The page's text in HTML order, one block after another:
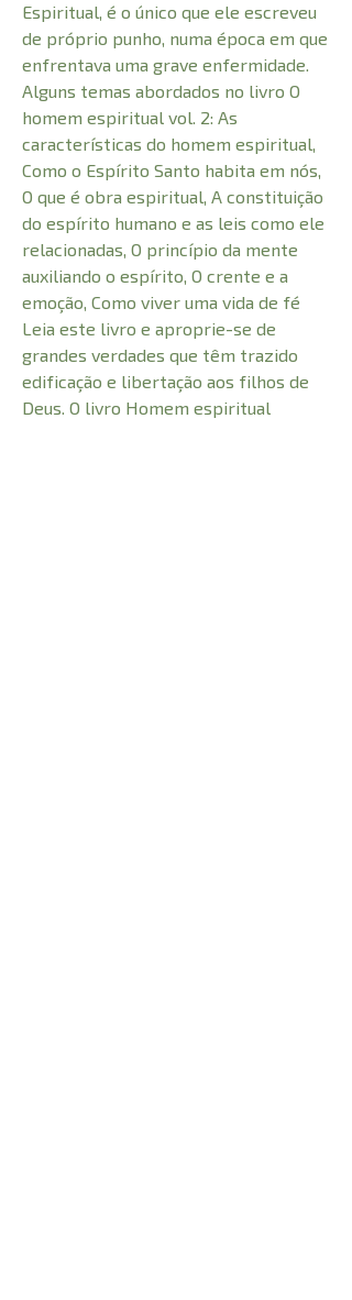
Espiritual, é o único que ele escreveu
de próprio punho, numa época em que
enfrentava uma grave enfermidade.
Alguns temas abordados no livro O
homem espiritual vol. 2: As
características do homem espiritual,
Como o Espírito Santo habita em nós,
O que é obra espiritual, A constituição
do espírito humano e as leis como ele
relacionadas, O princípio da mente
auxiliando o espírito, O crente e a
emoção, Como viver uma vida de fé
Leia este livro e aproprie-se de
grandes verdades que têm trazido
edificação e libertação aos filhos de
Deus. O livro Homem espiritual